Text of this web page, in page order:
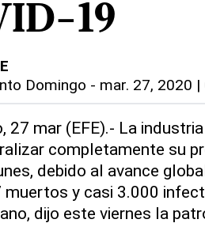
19
Domingo - mar. 27, 2020 |
27 mar (EFE).- La
completamente su
debido al avance
muertos y casi 3.000
dijo este viernes la